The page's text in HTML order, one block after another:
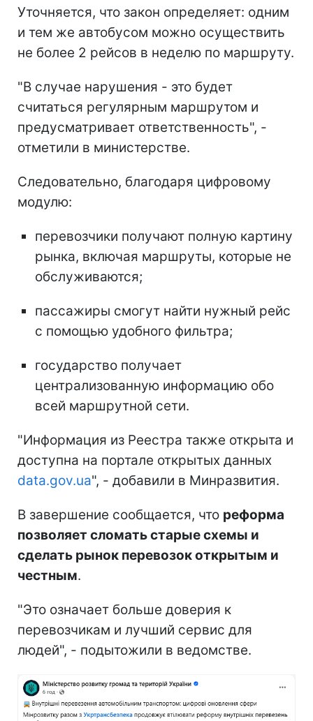
Уточняется, что закон определяет: одним
и тем же автобусом можно осуществить
не более 2 рейсов в неделю по маршруту.
"В случае нарушения - это будет
считаться регулярным маршрутом и
предусматривает ответственность", -
отметили в министерстве.
Следовательно, благодаря цифровому
модулю:
перевозчики получают полную картину
рынка, включая маршруты, которые не
обслуживаются;
пассажиры смогут найти нужный рейс
с помощью удобного фильтра;
государство получает
централизованную информацию обо
всей маршрутной сети.
"Информация из Реестра также открыта и
доступна на портале открытых данных
data.gov.ua", - добавили в Минразвития.
В завершение сообщается, что реформа
позволяет сломать старые схемы и
сделать рынок перевозок открытым и
честным.
"Это означает больше доверия к
перевозчикам и лучший сервис для
людей", - подытожили в ведомстве.